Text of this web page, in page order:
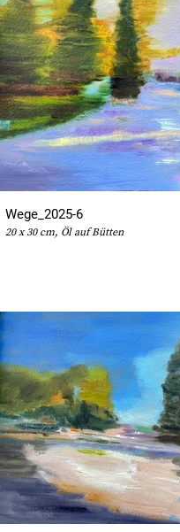
Wege_2025-6
20 x 30 cm, Öl auf Bütten